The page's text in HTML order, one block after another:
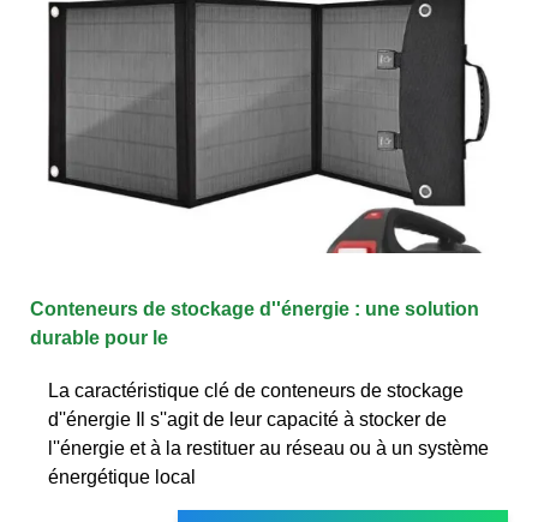
Conteneurs de stockage d''énergie : une solution
durable pour le
La caractéristique clé de conteneurs de stockage
d''énergie Il s''agit de leur capacité à stocker de
l''énergie et à la restituer au réseau ou à un système
énergétique local